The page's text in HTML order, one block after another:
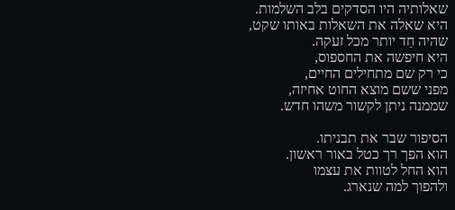
שאלותיה היו הסדקים בלב השלמות.
היא שאלה את השאלות באותו שקט,
שהיה חַד יותר מכל זעקה.
היא חיפשה את החספוס,
כי רק שם מתחילים החיים,
מפני ששם מוצא החוט אחיזה,
שממנה ניתן לקשור משהו חדש.
הסיפור שבר את תבניתו.
הוא הפך רך כטל באור ראשון.
הוא החל לטוות את עצמו
ולהפוך למה שנארג.